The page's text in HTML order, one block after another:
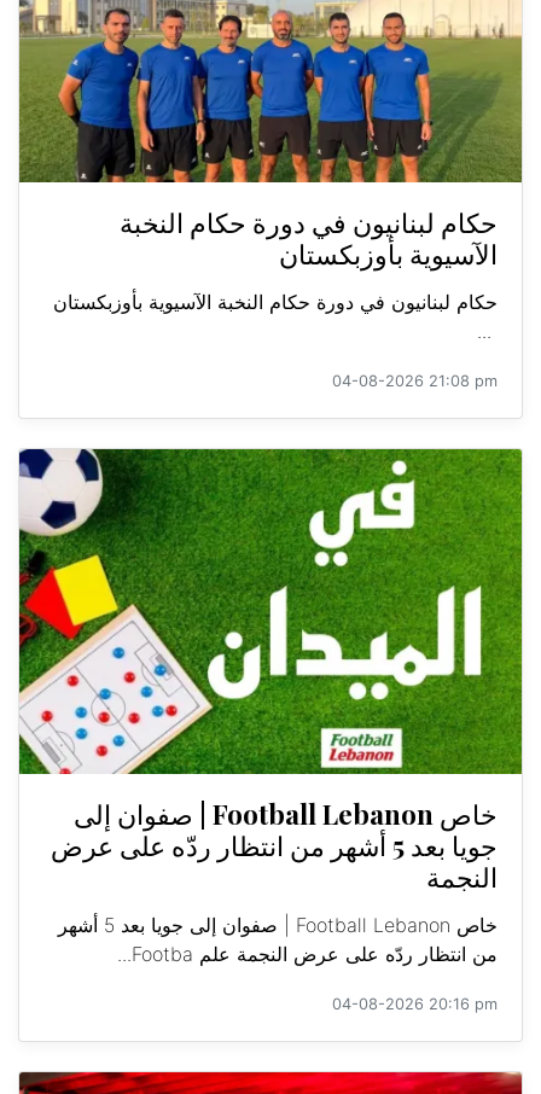
حكام لبنانيون في دورة حكام النخبة
الآسيوية بأوزبكستان
حكام لبنانيون في دورة حكام النخبة الآسيوية بأوزبكستان
...
04-08-2026 21:08 pm
خاص Football Lebanon | صفوان إلى
جويا بعد 5 أشهر من انتظار ردّه على عرض
النجمة
خاص Football Lebanon | صفوان إلى جويا بعد 5 أشهر
من انتظار ردّه على عرض النجمة علم Footba...
04-08-2026 20:16 pm